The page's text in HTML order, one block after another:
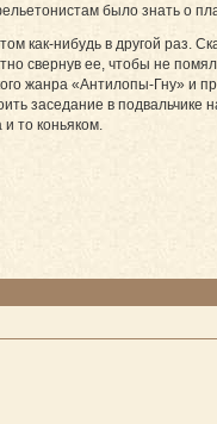
было знать о
как-нибудь в другой раз.
свернув ее, чтобы не
жанра «Антилопы-Гну» и
заседание в подвальчике
то коньяком.